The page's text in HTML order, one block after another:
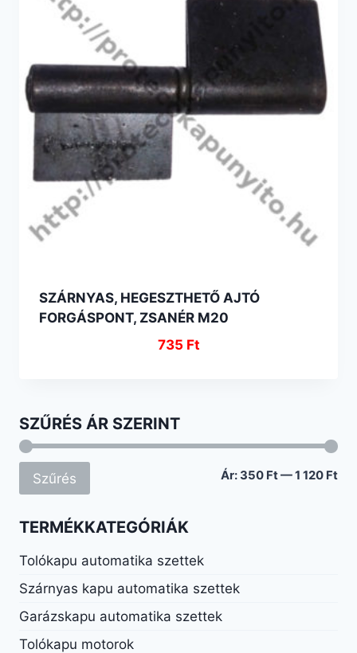
SZÁRNYAS, HEGESZTHETŐ AJTÓ
FORGÁSPONT, ZSANÉR M20
735 Ft
SZŰRÉS ÁR SZERINT
Szűrés Ár: 350 Ft—1 120 Ft
TERMÉKKATEGÓRIÁK
Tolókapu automatika szettek
Szárnyas kapu automatika szettek
Garázskapu automatika szettek
Tolókapu motorok